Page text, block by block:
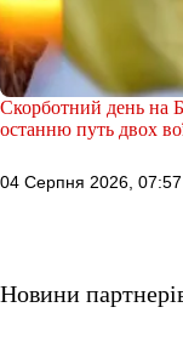
Скорботний день на
останню путь двох
04 Серпня 2026, 07:57
Новини